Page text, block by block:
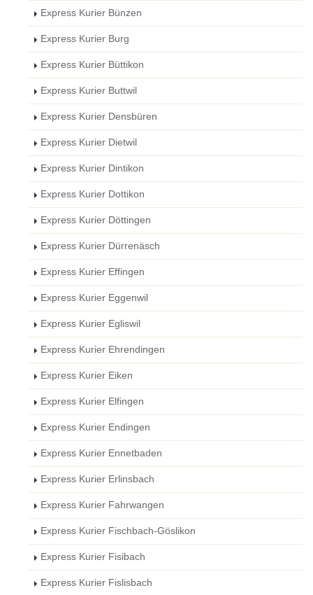
Express Kurier Bünzen
Express Kurier Burg
Express Kurier Büttikon
Express Kurier Buttwil
Express Kurier Densbüren
Express Kurier Dietwil
Express Kurier Dintikon
Express Kurier Dottikon
Express Kurier Döttingen
Express Kurier Dürrenäsch
Express Kurier Effingen
Express Kurier Eggenwil
Express Kurier Egliswil
Express Kurier Ehrendingen
Express Kurier Eiken
Express Kurier Elfingen
Express Kurier Endingen
Express Kurier Ennetbaden
Express Kurier Erlinsbach
Express Kurier Fahrwangen
Express Kurier Fischbach-Göslikon
Express Kurier Fisibach
Express Kurier Fislisbach